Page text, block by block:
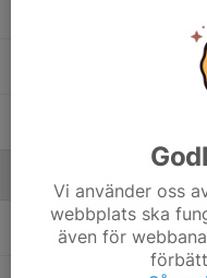
,
85. Julian Mattsson
Andreas Eriksson
Vi använder oss
webbplats ska
även för